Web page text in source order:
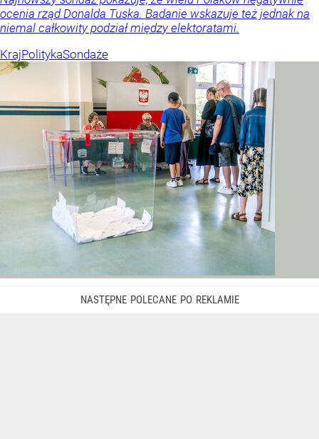
ocenia rząd Donalda Tuska. Badanie wskazuje też jednak na
niemal całkowity podział między elektoratami.
KrajPolitykaSondaże